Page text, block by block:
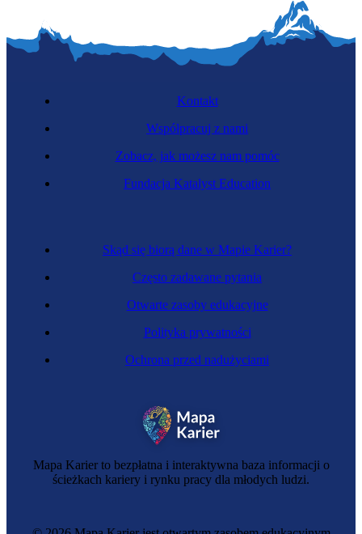
Mapa Karier to bezpłatna i interaktywna baza informacji o
ścieżkach kariery i rynku pracy dla młodych ludzi.
Skąd się biorą dane w Mapie Karier?
Często zadawane pytania
Otwarte zasoby edukacyjne
Polityka prywatności
Ochrona przed nadużyciami
Kontakt
Współpracuj z nami
Zobacz, jak możesz nam pomóc
Fundacja Katalyst Education